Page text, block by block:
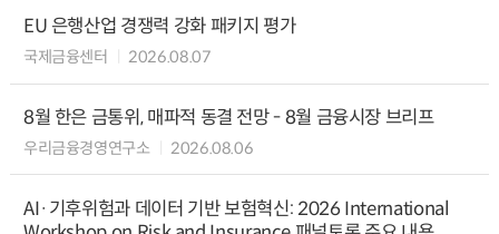
EU 은행산업 경쟁력 강화 패키지 평가
국제금융센터 2026.08.07
8월 한은 금통위, 매파적 동결 전망 - 8월 금융시장 브리프
우리금융경영연구소 2026.08.06
AI·기후위험과 데이터 기반 보험혁신: 2026 International